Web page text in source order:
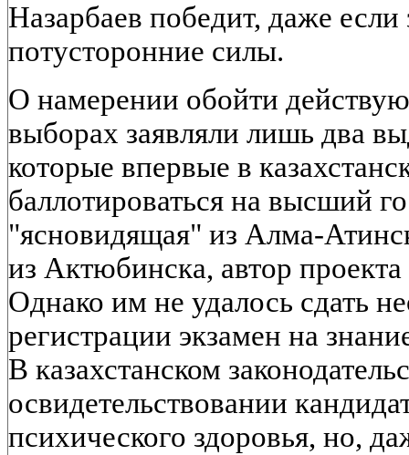
Назарбаев победит, даже если
потусторонние силы.
О намерении обойти
выборах заявляли лишь два
которые впервые в
баллотироваться на высший
"ясновидящая" из Алма-
из Актюбинска, автор
Однако им не удалось сдать
регистрации экзамен на
В казахстанском
освидетельствовании
психического здоровья, но,